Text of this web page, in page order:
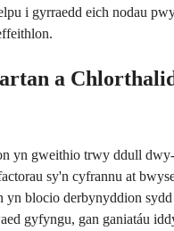
i gyrraedd eich nodau
a
yn gweithio trwy ddull
sy'n cyfrannu at
yn blocio derbynyddion
gyfyngu, gan ganiatáu